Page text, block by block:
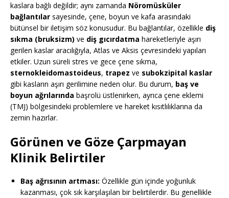
kaslara bağlı değildir; aynı zamanda Nöromüsküler
bağlantılar sayesinde, çene, boyun ve kafa arasındaki
bütünsel bir iletişim söz konusudur. Bu bağlantılar, özellikle diş
sıkma (bruksizm) ve diş gıcırdatma hareketleriyle aşırı
gerilen kaslar aracılığıyla, Atlas ve Aksis çevresindeki yapıları
etkiler. Uzun süreli stres ve gece çene sıkma,
sternokleidomastoideus, trapez ve subokzipital kaslar
gibi kasların aşırı gerilimine neden olur. Bu durum, baş ve
boyun ağrılarında başrolü üstlenirken, ayrıca çene eklemi
(TMJ) bölgesindeki problemlere ve hareket kısıtlılıklarına da
zemin hazırlar.
Görünen ve Göze Çarpmayan
Klinik Belirtiler
Baş ağrısının artması: Özellikle gün içinde yoğunluk
kazanması, çok sık karşılaşılan bir belirtilerdir. Bu genellikle